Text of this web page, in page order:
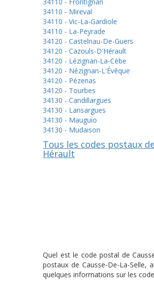
34110 - Mireval
34110 - Vic-La-Gardiole
34110 - La-Peyrade
34120 - Castelnau-De-Guers
34120 - Cazouls-D'Hérault
34120 - Lézignan-La-Cèbe
34120 - Nézignan-L'Évêque
34120 - Pézenas
34120 - Tourbes
34130 - Candillargues
34130 - Lansargues
34130 - Mauguio
34130 - Mudaison
Tous les codes postaux
Hérault
Quel est le code postal de
postaux de Causse-De-La-Selle,
quelques informations sur les